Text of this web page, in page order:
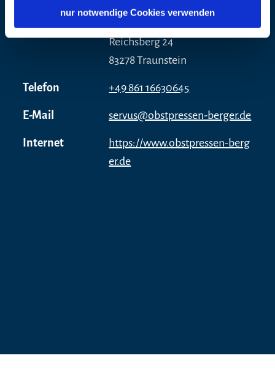
nur notwendige Cookies verwenden
Reichsberg 24
83278 Traunstein
Telefon +49 861 16630645
E-Mail servus@obstpressen-berger.de
Internet
https://www.obstpressen-berg
er.de